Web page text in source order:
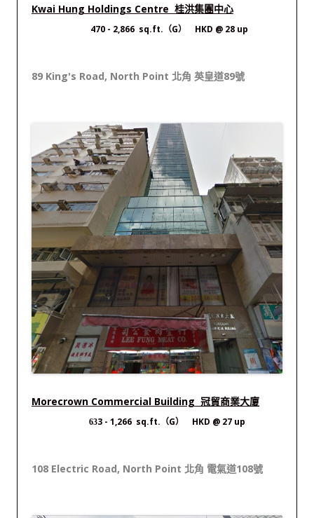
Kwai Hung Holdings Centre 桂洪集團中心
470 - 2,866 sq.ft.（G） HKD @ 28 up
89 King's Road, North Point 北角 英皇道89號
Morecrown Commercial Building 冠貿商業大廈
633 - 1,266 sq.ft.（G） HKD @ 27 up
108 Electric Road, North Point 北角 電氣道108號